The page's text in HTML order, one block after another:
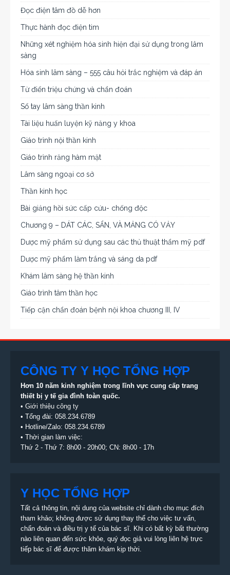
Đọc điện tâm đồ dễ hơn
Thực hành đọc điện tim
Những xét nghiệm hóa sinh hiện đại sử dụng trong lâm
sàng
Hóa sinh lâm sàng – 555 câu hỏi trắc nghiệm và đáp án
Từ điển triệu chứng và chẩn đoán
Sổ tay lâm sàng thần kinh
Tài liệu huấn luyện kỹ năng y khoa
Giáo trình nội thần kinh
Giáo trình răng hàm mặt
Lâm sàng ngoại cơ sở
Thần kinh học
Bài giảng hồi sức cấp cứu- chống độc
Chương 9 – DÁT CÁC, SẨN, VÀ MẢNG CÓ VẢY
Dược mỹ phẩm sử dụng sau các thủ thuật thẩm mỹ pdf
Dược mỹ phẩm làm trắng và sáng da pdf
Khám lâm sàng hệ thần kinh
Giáo trình tâm thần học
Tiếp cận chẩn đoán bệnh nội khoa chương III, IV
CÔNG TY Y HỌC TỔNG HỢP
Hơn 10 năm kinh nghiệm trong lĩnh vực cung cấp trang
thiết bị y tế gia đình toàn quốc.
• Giới thiệu công ty
• Tổng đài: 058.234.6789
• Hotline/Zalo: 058.234.6789
• Thời gian làm việc:
Thứ 2 - Thứ 7: 8h00 - 20h00; CN: 8h00 - 17h
Y HỌC TỔNG HỢP
Tất cả thông tin, nội dung của website chỉ dành cho mục đích
tham khảo; không được sử dụng thay thế cho việc tư vấn,
chẩn đoán và điều trị y tế của bác sĩ. Khi có bất kỳ bất thường
nào liên quan đến sức khỏe, quý đọc giả vui lòng liên hệ trực
tiếp bác sĩ để được thăm khám kịp thời.